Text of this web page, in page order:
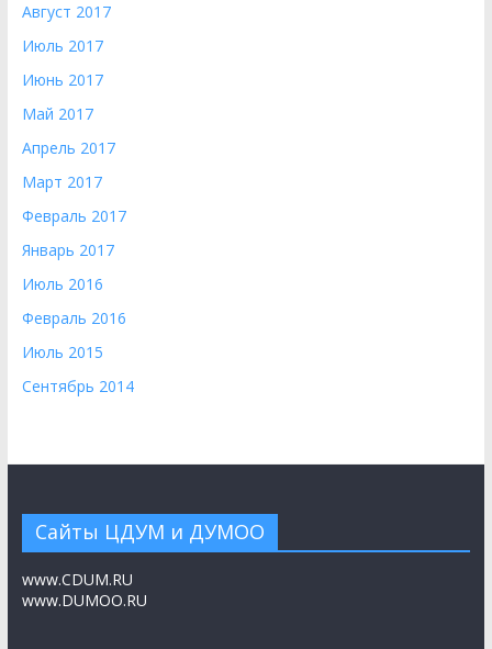
Август 2017
Июль 2017
Июнь 2017
Май 2017
Апрель 2017
Март 2017
Февраль 2017
Январь 2017
Июль 2016
Февраль 2016
Июль 2015
Сентябрь 2014
Сайты ЦДУМ и ДУМОО
www.CDUM.RU
www.DUMOO.RU